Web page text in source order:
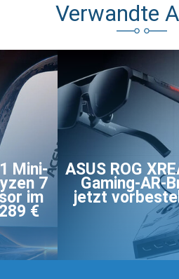
Verwandte
Mini-
7
im
€
ASUS ROG
Gaming-AR-
jetzt